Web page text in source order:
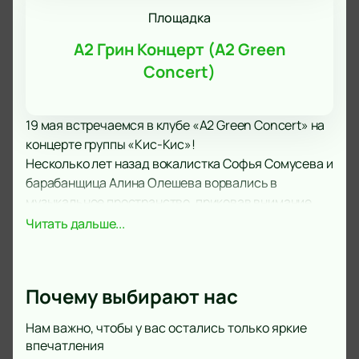
Площадка
А2 Грин Концерт (A2 Green
Concert)
19 мая встречаемся в клубе «A2 Green Concert» на
концерте группы «Кис-Кис»!
Несколько лет назад вокалистка Софья Сомусева и
барабанщица Алина Олешева ворвались в
музыкальное пространство, приковав внимание
миллионов слушателей к своим крутым трекам.
концерты в Москве и Киеве, участие на фестивале
все это придает сил и вдохновляет участников
Читать дальше...
Почему выбирают нас
Нам важно, чтобы у вас остались только яркие
впечатления